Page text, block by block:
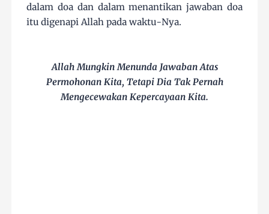
dalam doa dan dalam menantikan jawaban doa
itu digenapi Allah pada waktu-Nya.
Allah Mungkin Menunda Jawaban Atas
Permohonan Kita, Tetapi Dia Tak Pernah
Mengecewakan Kepercayaan Kita.